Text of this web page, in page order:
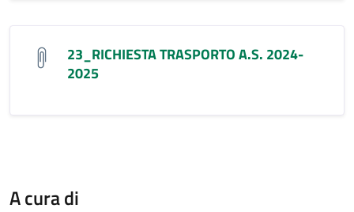
23_RICHIESTA TRASPORTO A.S. 2024-
2025
A cura di